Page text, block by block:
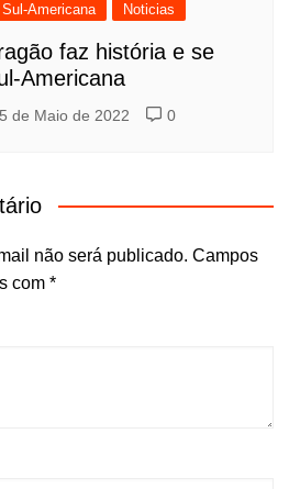
Americana Noticias
faz história e se
Americana
de Maio de 2022 0
não será publicado. Campos
com *